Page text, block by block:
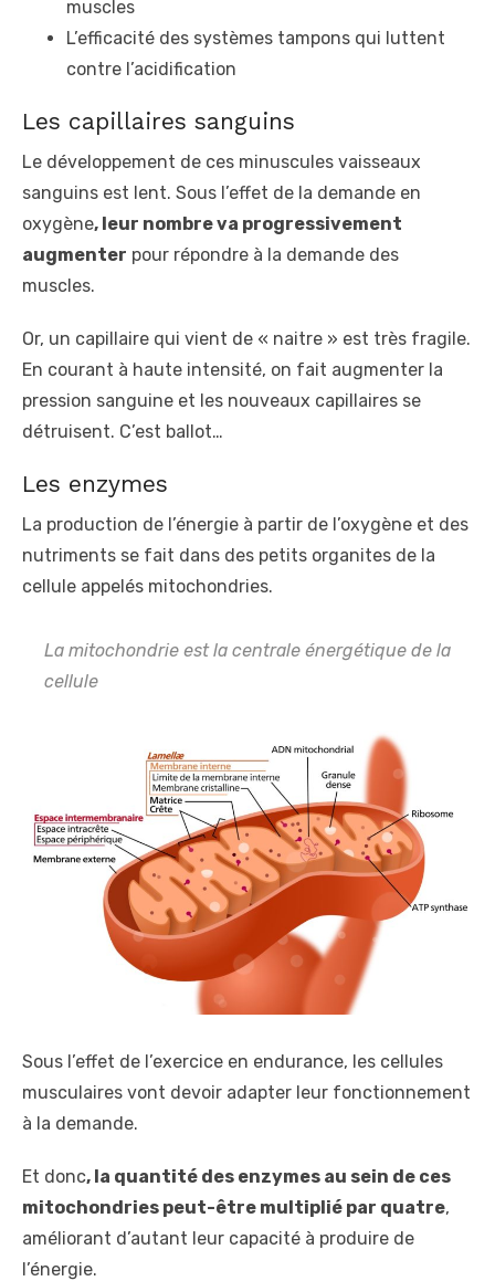
muscles
L’efficacité des systèmes tampons qui luttent
contre l’acidification
Les capillaires sanguins
Le développement de ces minuscules vaisseaux
sanguins est lent. Sous l’effet de la demande en
oxygène, leur nombre va progressivement
augmenter pour répondre à la demande des
muscles.
Or, un capillaire qui vient de « naitre » est très fragile.
En courant à haute intensité, on fait augmenter la
pression sanguine et les nouveaux capillaires se
détruisent. C’est ballot…
Les enzymes
La production de l’énergie à partir de l’oxygène et des
nutriments se fait dans des petits organites de la
cellule appelés mitochondries.
La mitochondrie est la centrale énergétique de la
cellule
Sous l’effet de l’exercice en endurance, les cellules
musculaires vont devoir adapter leur fonctionnement
à la demande.
Et donc, la quantité des enzymes au sein de ces
mitochondries peut-être multiplié par quatre,
améliorant d’autant leur capacité à produire de
l’énergie.